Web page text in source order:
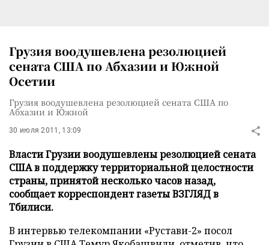
Грузия воодушевлена резолюцией
сената США по Абхазии и Южной
Осетии
Грузия воодушевлена резолюцией сената США по
Абхазии и Южной
30 июля 2011, 13:09
Власти Грузии воодушевлены резолюцией сената
США в поддержку территориальной целостности
страны, принятой несколько часов назад,
сообщает корреспондент газеты ВЗГЛЯД в
Тбилиси.
В интервью телекомпании «Рустави-2» посол